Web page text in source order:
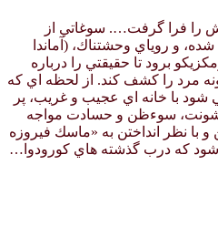
فرا گرفت…. سوغاتي از
و روياي وحشتناك، (آماندا
برود تا حقيقتي را درباره
مرد را كشف كند. از لحظه اي كه
شود با خانه اي عجيب و غريب، پر
خشونت، سوءظن و حسادت مواجه
و با نظر انداختن به «ماسك فيروزه
شود كه درب گذشته هاي كورودوا…